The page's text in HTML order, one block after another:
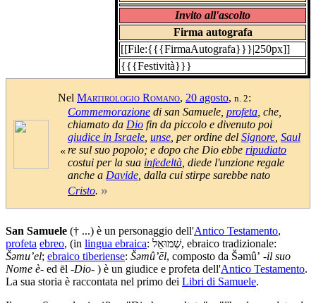
Invito all'ascolto
Firma autografa
[[File:{{{FirmaAutografa}}}|250px]]
{{{Festività}}}
Nel Martirologio Romano, 20 agosto, n. 2:
«
Commemorazione di san Samuele, profeta , che,
chiamato da Dio fin da piccolo e divenuto poi
giudice in Israele unse , per ordine del Signore Saul
re sul suo popolo; e dopo che Dio ebbe ripudiato
costui per la sua infedeltà , diede l'unzione regale
anche a Davide , dalla cui stirpe sarebbe nato
Cristo. »
San Samuele († ...) è un personaggio dell'Antico Testamento,
profeta ebreo, (in lingua ebraica
: שְׁמוּאֵל, ebraico tradizionale:
Šəmuʼel; ebraico tiberiense: Šəmûʼēl, composto da Šəmûʼ -il suo
Nome è- ed ēl -Dio- ) è un giudice e profeta dell'Antico Testamento.
La sua storia è raccontata nel primo dei Libri di Samuele.